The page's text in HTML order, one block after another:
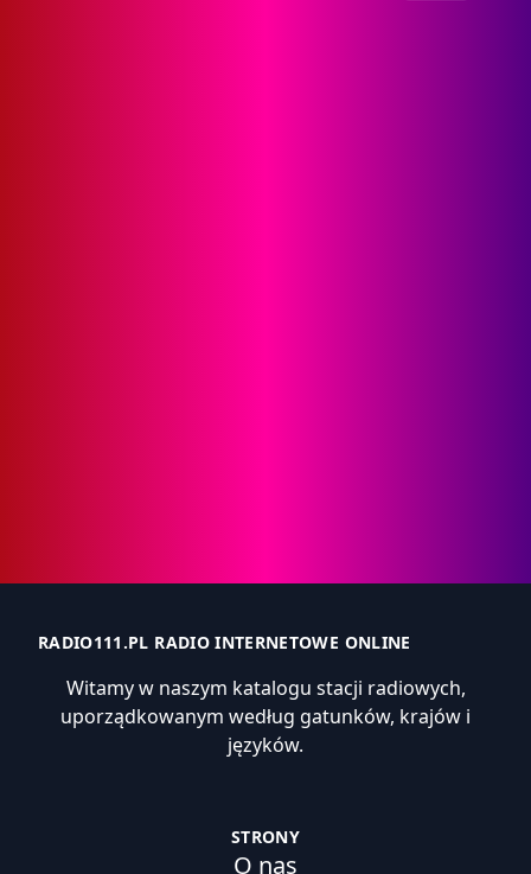
RADIO111.PL RADIO INTERNETOWE ONLINE
Witamy w naszym katalogu stacji radiowych,
uporządkowanym według gatunków, krajów i
języków.
STRONY
O nas